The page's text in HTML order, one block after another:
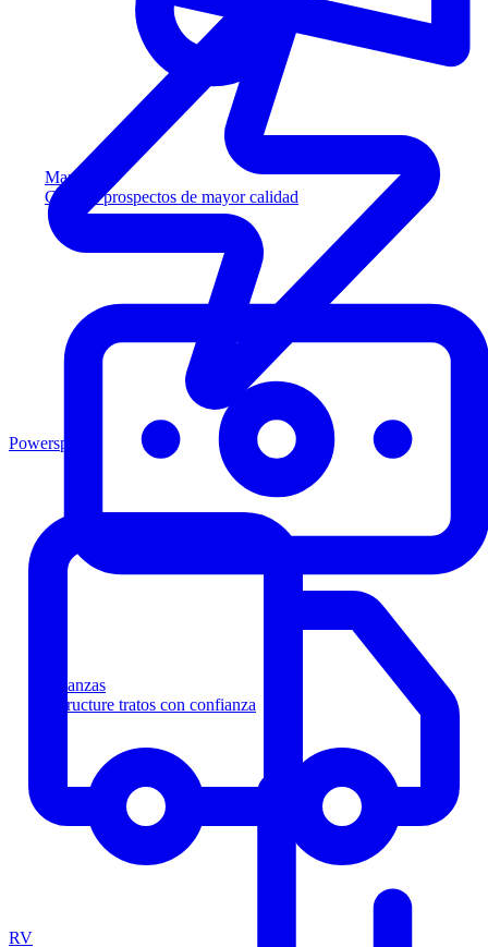
Marketing
Capture prospectos de mayor calidad
Finanzas
Estructure tratos con confianza
Powersports
RV